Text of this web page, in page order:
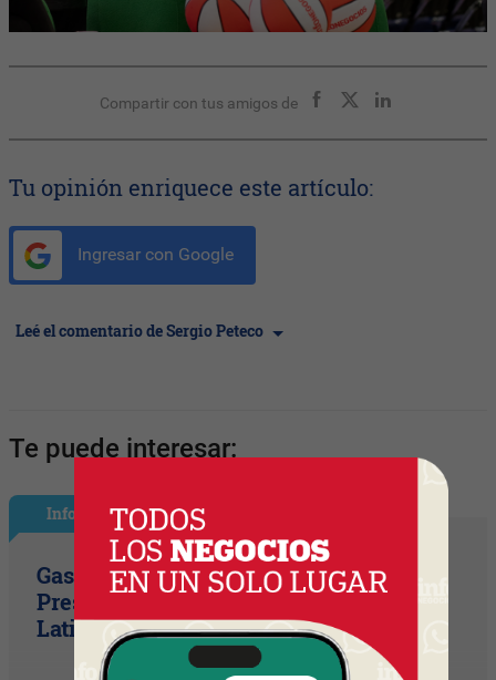
Compartir con tus amigos de
Tu opinión enriquece este artículo:
Ingresar con Google
Leé el comentario de Sergio Peteco
Te puede interesar:
InfoGerentes
Gastón Beroiz asume como Sr. Vice
President Technology para
Latinoamérica en Equifax